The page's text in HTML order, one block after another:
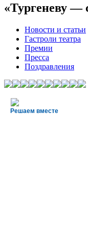
«Тургеневу —
Новости и статьи
Гастроли театра
Премии
Пресса
Поздравления
Решаем вместе